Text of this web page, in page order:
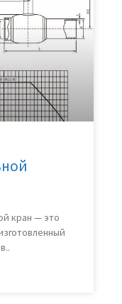
кран — это